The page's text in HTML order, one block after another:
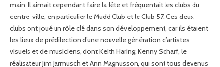
main. Il aimait cependant faire la fête et fréquentait les clubs du
centre-ville, en particulier le Mudd Club et le Club 57. Ces deux
clubs ont joué un rôle clé dans son développement, car ils étaient
les lieux de prédilection d’une nouvelle génération d’artistes
visuels et de musiciens, dont Keith Haring, Kenny Scharf, le
réalisateur Jim Jarmusch et Ann Magnusson, qui sont tous devenus